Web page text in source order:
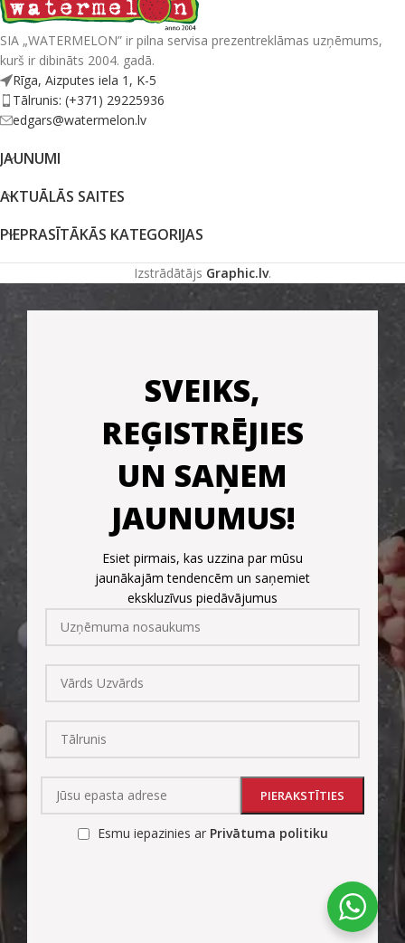
SIA „WATERMELON” ir pilna servisa prezentreklāmas uzņēmums,
kurš ir dibināts 2004. gadā.
Rīga, Aizputes iela 1, K-5
Tālrunis: (+371) 29225936
edgars@watermelon.lv
JAUNUMI
AKTUĀLĀS SAITES
PIEPRASĪTĀKĀS KATEGORIJAS
Izstrādātājs Graphic.lv.
SVEIKS,
REĢISTRĒJIES
UN SAŅEM
JAUNUMUS!
Esiet pirmais, kas uzzina par mūsu
jaunākajām tendencēm un saņemiet
ekskluzīvus piedāvājumus
Esmu iepazinies ar Privātuma politiku